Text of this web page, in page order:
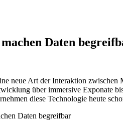
Daten
neue Art der Interaktion
über immersive Exponate
diese Technologie heute